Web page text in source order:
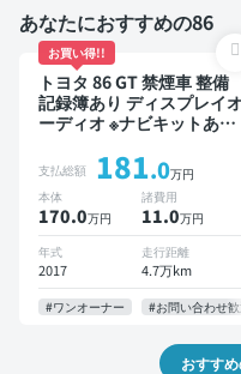
あなたにおすすめの86
お買い得!!
トヨタ 86 GT 禁煙車 整備
記録簿あり ディスプレイオ
ーディオ ※ナビキットあり
トキー ETC バックモニタ
ー
支払総額 181.0万円
本体
170.0万円
諸費用
11.0万円
年式
2017
走行距離
4.7万km
#ワンオーナー #お問い合わせ歓
おすす